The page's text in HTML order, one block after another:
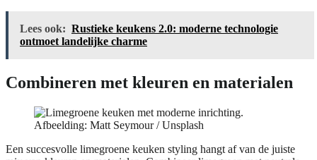
Lees ook: Rustieke keukens 2.0: moderne technologie
ontmoet landelijke charme
Combineren met kleuren en materialen
Afbeelding: Matt Seymour / Unsplash
Een succesvolle limegroene keuken styling hangt af van de juiste